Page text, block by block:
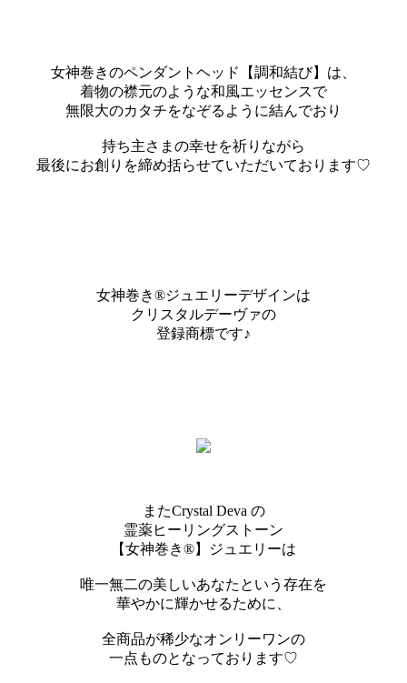
女神巻きのペンダントヘッド【調和結び】は、
着物の襟元のような和風エッセンスで
無限大のカタチをなぞるように結んでおり
持ち主さまの幸せを祈りながら
最後にお創りを締め括らせていただいております♡
女神巻き®ジュエリーデザインは
クリスタルデーヴァの
登録商標です♪
またCrystal Deva の
霊薬ヒーリングストーン
【女神巻き®】ジュエリーは
唯一無二の美しいあなたという存在を
華やかに輝かせるために、
全商品が稀少なオンリーワンの
一点ものとなっております♡